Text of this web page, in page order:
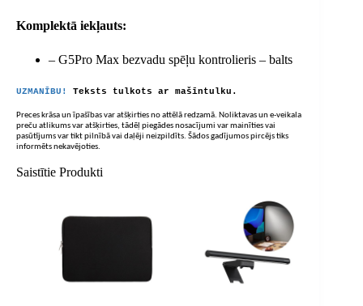
Komplektā iekļauts:
– G5Pro Max bezvadu spēļu kontrolieris – balts
UZMANĪBU! Teksts tulkots ar mašīntulku.
Preces krāsa un īpašības var atšķirties no attēlā redzamā. Noliktavas un e-veikala
preču atlikums var atšķirties, tādēļ piegādes nosacījumi var mainīties vai
pasūtījums var tikt pilnībā vai daļēji neizpildīts. Šādos gadījumos pircējs tiks
informēts nekavējoties.
Saistītie Produkti